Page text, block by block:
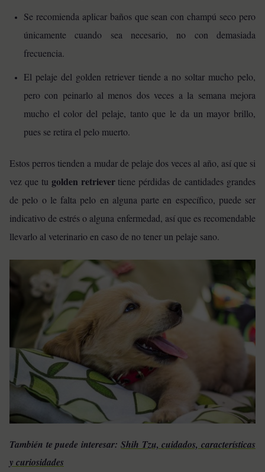
Se recomienda aplicar baños que sean con champú seco pero
únicamente cuando sea necesario, no con demasiada
frecuencia.
El pelaje del golden retriever tiende a no soltar mucho pelo,
pero con peinarlo al menos dos veces a la semana mejora
mucho el color del pelaje, tanto que le da un mayor brillo,
pues se retira el pelo muerto.
Estos perros tienden a mudar de pelaje dos veces al año, así que si
vez que tu golden retrievertiene pérdidas de cantidades grandes
de pelo o le falta pelo en alguna parte en específico, puede ser
indicativo de estrés o alguna enfermedad, así que es recomendable
llevarlo al veterinario en caso de no tener un pelaje sano.
También te puede interesar:Shih Tzu, cuidados, características
y curiosidades